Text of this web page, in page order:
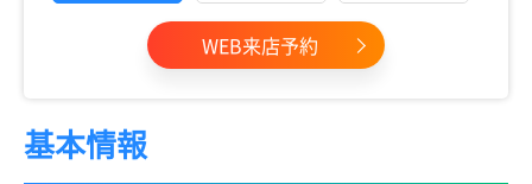
WEB来店予約
基本情報